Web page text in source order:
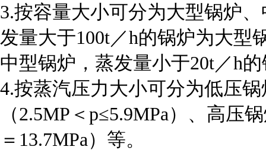
3.按容量大小可分为大型锅炉
发量大于100t／h的锅炉为大型
中型锅炉，蒸发量小于20t／h
4.按蒸汽压力大小可分为低压
（2.5MP＜p≤5.9MPa）、高压
＝13.7MPa）等。